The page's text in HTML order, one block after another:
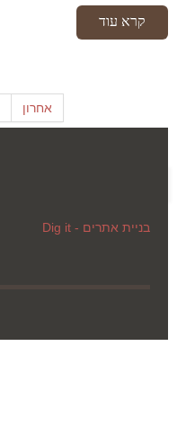
קרא עוד
אחרון
בניית אתרים - Dig it